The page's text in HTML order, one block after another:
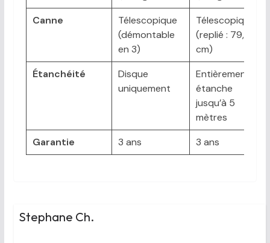
Canne
Télescopique
(démontable
en 3)
Télescopique
(replié : 79,5
cm)
Étanchéité
Disque
uniquement
Entièrement
étanche
jusqu’à 5
mètres
Garantie
3 ans 3 ans
Stephane Ch.